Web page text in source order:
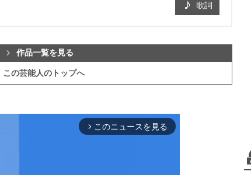
歌詞
作品一覧を見る
この芸能人のトップへ
arrow_forward_ios このニュースを見る